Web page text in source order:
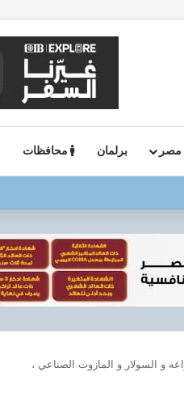
مصر برلمان محافظات
و السولار و المازوت الصناعي ،